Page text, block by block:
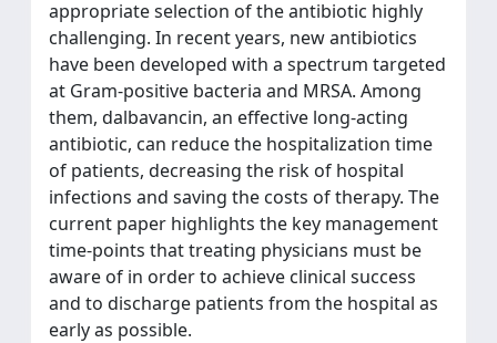
appropriate selection of the antibiotic highly
challenging. In recent years, new antibiotics
have been developed with a spectrum targeted
at Gram-positive bacteria and MRSA. Among
them, dalbavancin, an effective long-acting
antibiotic, can reduce the hospitalization time
of patients, decreasing the risk of hospital
infections and saving the costs of therapy. The
current paper highlights the key management
time-points that treating physicians must be
aware of in order to achieve clinical success
and to discharge patients from the hospital as
early as possible.